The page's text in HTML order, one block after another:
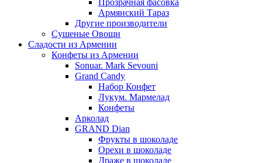
Прозрачная фасовка
Армянский Тараз
Другие производители
Сушеные Овощи
Сладости из Армении
Конфеты из Армении
Sonuar. Mark Sevouni
Grand Candy
Набор Конфет
Лукум. Мармелад
Конфеты
Арколад
GRAND Dian
Фрукты в шоколаде
Орехи в шоколаде
Драже в шоколаде